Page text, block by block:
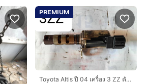
PREMIUM
Toyota Altis ปี 04 เครื่อง 3 ZZ ตัวเปิด vvti ที่ฝาสูบสอบถามข้อมูลเพิ่มเติมได้ครับ